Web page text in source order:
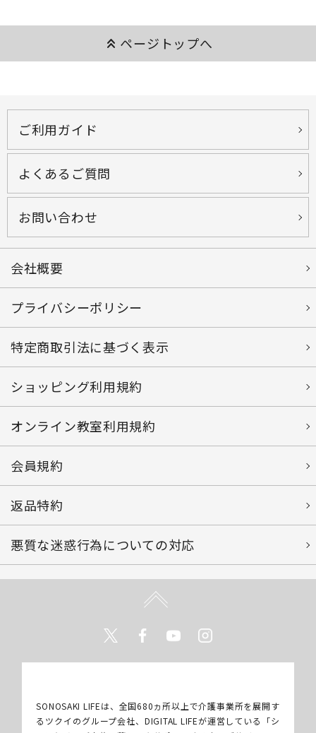
ご利用ガイド
よくあるご質問
お問い合わせ
会社概要
プライバシーポリシー
特定商取引法に基づく表示
ショッピング利用規約
オンライン教室利用規約
会員規約
悪質な迷惑行為についての対応
TwitterFacebook
YoutubeInstagram